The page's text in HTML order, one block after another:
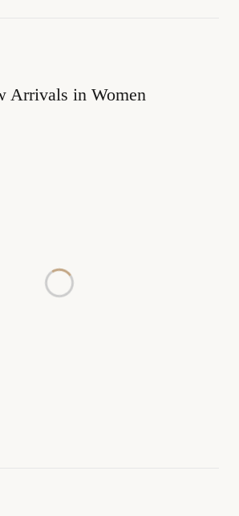
Arrivals in Women